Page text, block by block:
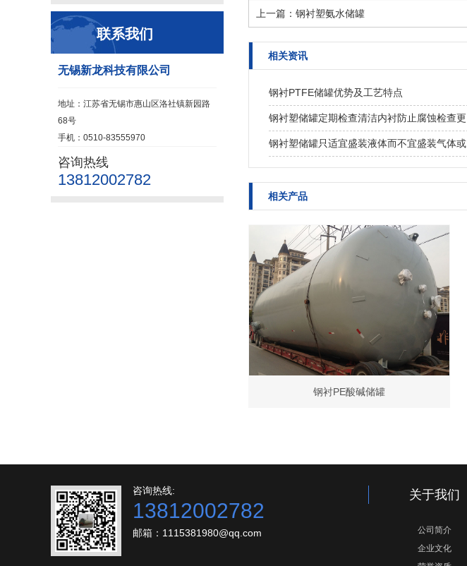
联系我们
无锡新龙科技有限公司
地址：江苏省无锡市惠山区洛社镇新园路
68号
手机：0510-83555970
咨询热线
13812002782
上一篇： 钢衬塑氨水储罐
相关资讯
钢衬PTFE储罐优势及工艺特点
钢衬塑储罐定期检查清洁内衬防止腐蚀检查更
钢衬塑储罐只适宜盛装液体而不宜盛装气体或
相关产品
钢衬PE酸碱储罐
咨询热线:
13812002782
邮箱：1115381980@qq.com
关于我们
公司简介
企业文化